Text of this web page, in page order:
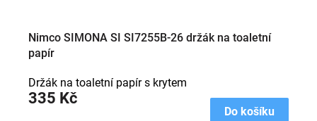
Nimco SIMONA SI SI7255B-26 držák na toaletní
papír
335 Kč
Do košíku
Držák na toaletní papír s krytem